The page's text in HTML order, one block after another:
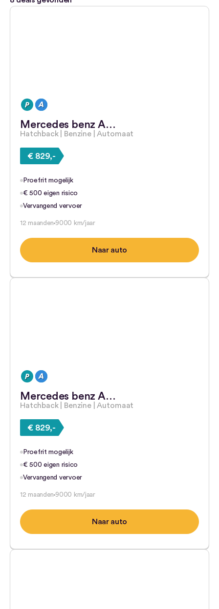
Mercedes benz A…
Hatchback | Benzine | Automaat
€ 829,-
Proefrit mogelijk
€ 500 eigen risico
Vervangend vervoer
12 maanden 9000 km/jaar
Naar auto
Mercedes benz A…
Hatchback | Benzine | Automaat
€ 829,-
Proefrit mogelijk
€ 500 eigen risico
Vervangend vervoer
12 maanden 9000 km/jaar
Naar auto